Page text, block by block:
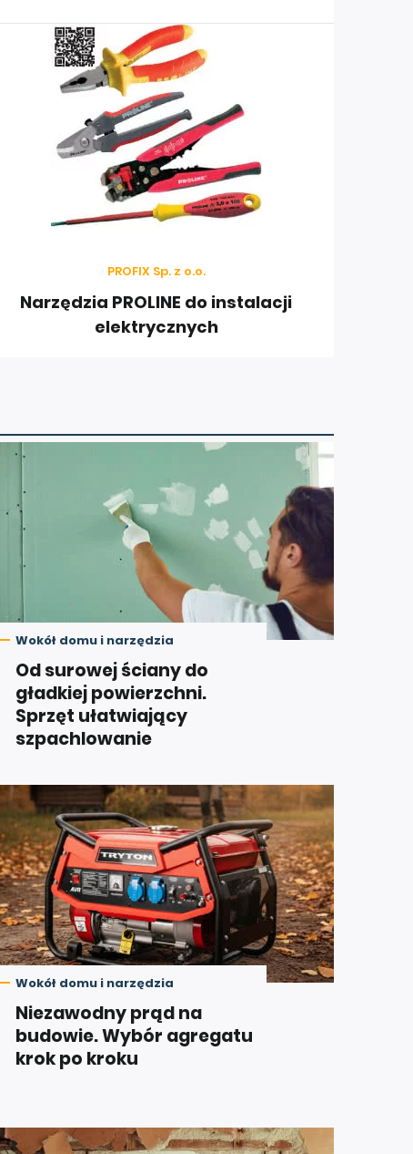
PROFIX Sp. z o.o.
Narzędzia PROLINE do instalacji
elektrycznych
Wokół domu i narzędzia
Od surowej ściany do
gładkiej powierzchni.
Sprzęt ułatwiający
szpachlowanie
Wokół domu i narzędzia
Niezawodny prąd na
budowie. Wybór agregatu
krok po kroku